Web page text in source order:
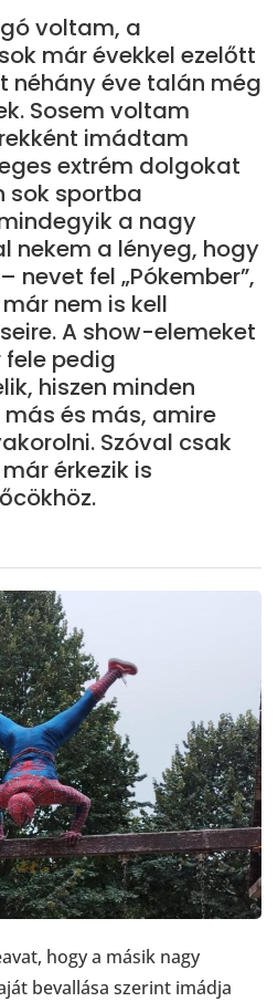
voltam, a
már évekkel ezelőtt
néhány éve talán még
Sosem voltam
imádtam
extrém dolgokat
sok sportba
a nagy
nekem a lényeg, hogy
nevet fel „Pókember”,
nem is kell
A show-elemeket
fele pedig
hiszen minden
és más, amire
Szóval csak
érkezik is
hogy a másik nagy
bevallása szerint imádja